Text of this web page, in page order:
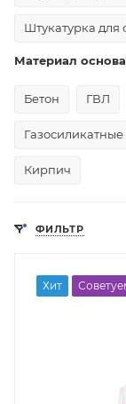
Штукатурка для
Материал
Бетон ГВЛ
Кирпич
ФИЛЬТР
Хит